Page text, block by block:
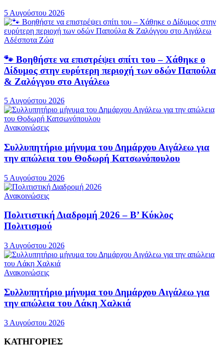
5 Αυγούστου 2026
Αδέσποτα Ζώα
🐾 Βοηθήστε να επιστρέψει σπίτι του – Χάθηκε ο
Δίδυμος στην ευρύτερη περιοχή των οδών Παπούλα
& Ζαλόγγου στο Αιγάλεω
5 Αυγούστου 2026
Ανακοινώσεις
Συλλυπητήριο μήνυμα του Δημάρχου Αιγάλεω για
την απώλεια του Θοδωρή Κατσωνόπουλου
5 Αυγούστου 2026
Ανακοινώσεις
Πολιτιστική Διαδρομή 2026 – Β’ Κύκλος
Πολιτισμού
3 Αυγούστου 2026
Ανακοινώσεις
Συλλυπητήριο μήνυμα του Δημάρχου Αιγάλεω για
την απώλεια του Λάκη Χαλκιά
3 Αυγούστου 2026
ΚΑΤΗΓΟΡΙΕΣ